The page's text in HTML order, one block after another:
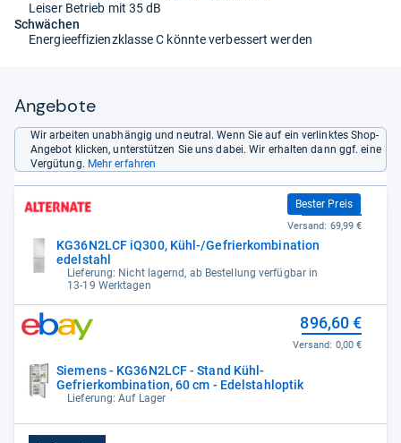
Leiser Betrieb mit 35 dB
Schwächen
Energieeffizienzklasse C könnte verbessert werden
Angebote
Wir arbeiten unabhängig und neutral. Wenn Sie auf ein verlinktes Shop-
Angebot klicken, unterstützen Sie uns dabei. Wir erhalten dann ggf. eine
Vergütung. Mehr erfahren
KG36N2LCF iQ300, Kühl-/Gefrierkombination
edelstahl
Lieferung: Nicht lagernd, ab Bestellung verfügbar in
13-19 Werktagen
Bester Preis
815,00 €
Versand: 69,99 €
Siemens - KG36N2LCF - Stand Kühl-
Gefrierkombination, 60 cm - Edelstahloptik
Lieferung: Auf Lager
896,60 €
Versand: 0,00 €